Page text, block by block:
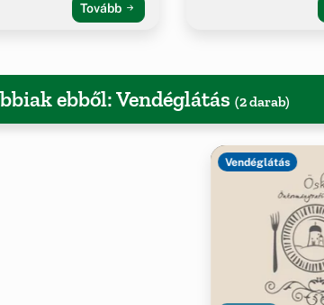
Tovább
ebből: Vendéglátás (2 darab)
Vendéglátás